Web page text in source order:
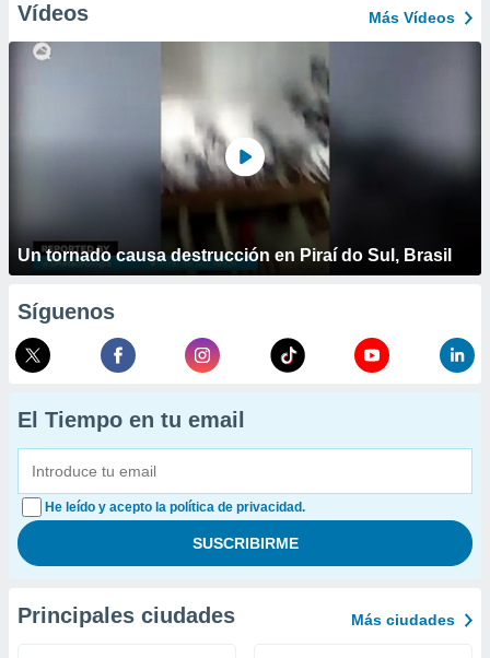
Vídeos Más Vídeos
Un tornado causa destrucción en Piraí do Sul, Brasil
Síguenos
El Tiempo en tu email
He leído y acepto la política de privacidad.
Principales ciudades Más ciudades